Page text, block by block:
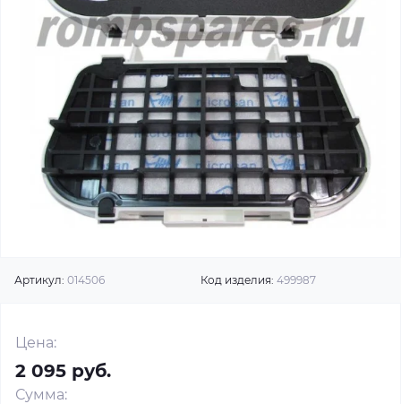
Артикул: 014506 Код изделия: 499987
Цена:
2 095 руб.
Сумма: